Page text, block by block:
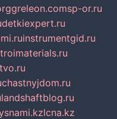
greleon.comsp-or.ru
detkiexpert.ru
instrumentgid.ru
chastnyjdom.ru
landshaftblog.ru
lcna.kz